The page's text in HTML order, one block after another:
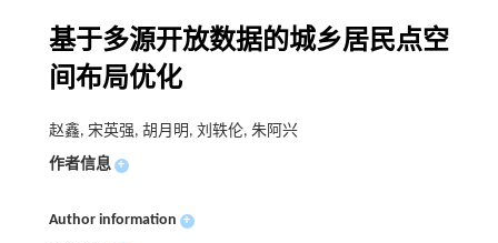
基于多源开放数据的城乡居民点空
间布局优化
赵鑫, 宋英强, 胡月明, 刘轶伦, 朱阿兴
作者信息 +
Author information +